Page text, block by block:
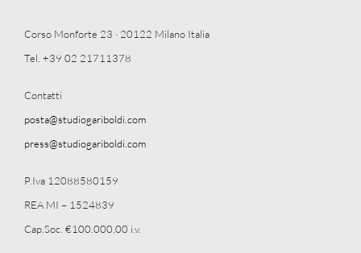
Corso Monforte 23 · 20122 Milano Italia
Tel. +39 02 21711378
Contatti
posta@studiogariboldi.com
press@studiogariboldi.com
P.Iva 12088580159
REA MI – 1524839
Cap.Soc. €100.000,00 i.v.